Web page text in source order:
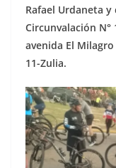
Rafael Urdaneta
Circunvalación N°
avenida El
11-Zulia.